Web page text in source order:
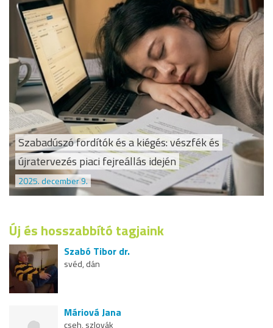
Szabadúszó fordítók és a kiégés: vészfék és
újratervezés piaci fejreállás idején
2025. december 9.
Új és hosszabbító tagjaink
Szabó Tibor dr.
svéd, dán
Máriová Jana
cseh, szlovák